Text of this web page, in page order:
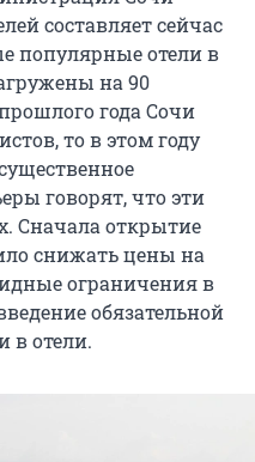
составляет сейчас
популярные отели в
на 90
года Сочи
то в этом году
говорят, что эти
Сначала открытие
снижать цены на
ограничения в
обязательной
в отели.